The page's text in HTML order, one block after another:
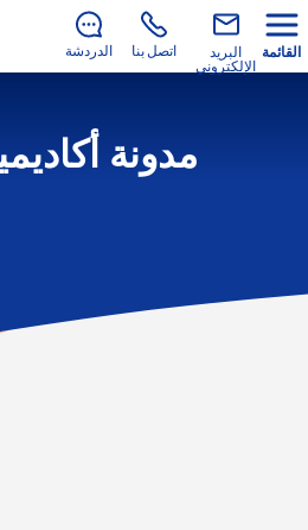
الدردشة اتصل بنا
البريد
الإلكتروني
القائمة
مدونة